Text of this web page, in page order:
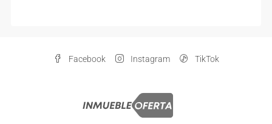
Facebook Instagram TikTok